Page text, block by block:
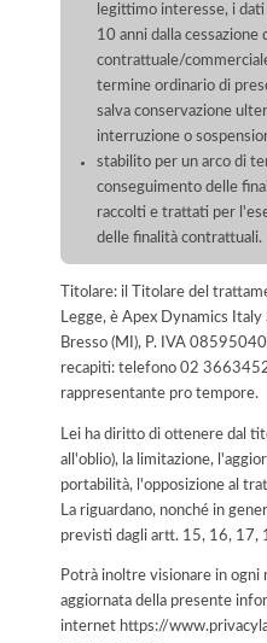
legittimo interesse, i
10 anni dalla cessazione
contrattuale/
termine ordinario di
salva conservazione
interruzione o
stabilito per un arco di
conseguimento delle
raccolti e trattati per
delle finalità contrattuali.
Titolare: il Titolare del
Legge, è Apex Dynamics
Bresso (MI), P. IVA
recapiti: telefono 02
rappresentante pro tempore.
Lei ha diritto di ottenere dal
all'oblio), la limitazione,
portabilità, l'opposizione al
La riguardano, nonché in
previsti dagli artt. 15, 16, 17,
Potrà inoltre visionare in ogni
aggiornata della presente
internet https://